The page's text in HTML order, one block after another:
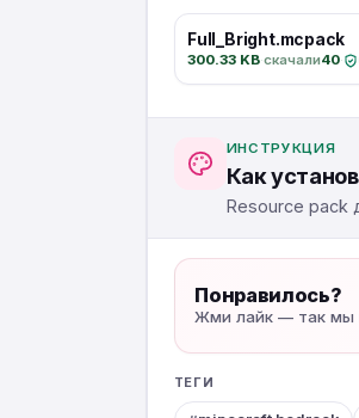
Full_Bright.mcpack
300.33 KB·скачали40·
ИНСТРУКЦИЯ
Как
Resource pack
Понравилось?
Жми лайк — так мы
ТЕГИ